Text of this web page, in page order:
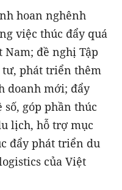
hoan nghênh
việc thúc đẩy quá
đề nghị Tập
phát triển thêm
doanh mới; đẩy
góp phần thúc
lịch, hỗ trợ mục
đẩy phát triển du
của Việt